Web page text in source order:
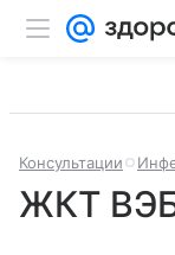
Консультации
ЖКТ